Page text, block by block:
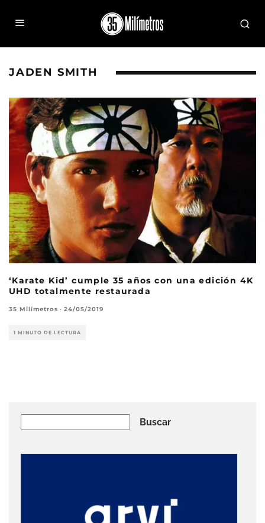
JADEN SMITH
‘Karate Kid’ cumple 35 años con una edición 4K
UHD totalmente restaurada
35 Milímetros · 24/05/2019
1 MINUTO DE LECTURA
Buscar